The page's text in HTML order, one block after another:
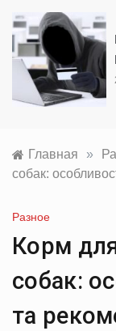
Главная »
собак:
Разное
Корм
собак:
та